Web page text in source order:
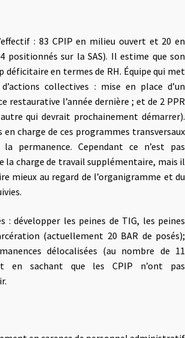
: 83 CPIP en milieu ouvert et 20 en
positionnés sur la SAS). Il estime que son
déficitaire en termes de RH. Équipe qui met
collectives : mise en place d’un
restaurative l’année dernière ; et de 2 PPR
qui devrait prochainement démarrer).
en charge de ces programmes transversaux
permanence. Cependant ce n’est pas
la charge de travail supplémentaire, mais il
mieux au regard de l’organigramme et du
: développer les peines de TIG, les peines
(actuellement 20 BAR de posés);
délocalisées (au nombre de 11
en sachant que les CPIP n’ont pas